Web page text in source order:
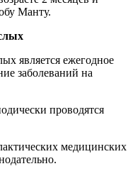
Манту.
является ежегодное
заболеваний на
проводятся
медицинских